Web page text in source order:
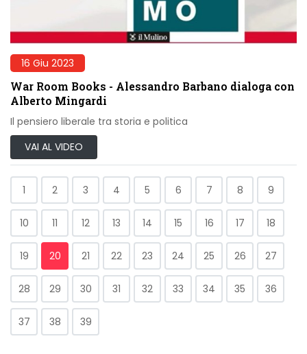
16 Giu 2023
War Room Books - Alessandro Barbano dialoga con
Alberto Mingardi
Il pensiero liberale tra storia e politica
VAI AL VIDEO
1 2 3 4 5 6 7 8 9
10 11 12 13 14 15 16 17 18
19 20 21 22 23 24 25 26 27
28 29 30 31 32 33 34 35 36
37 38 39